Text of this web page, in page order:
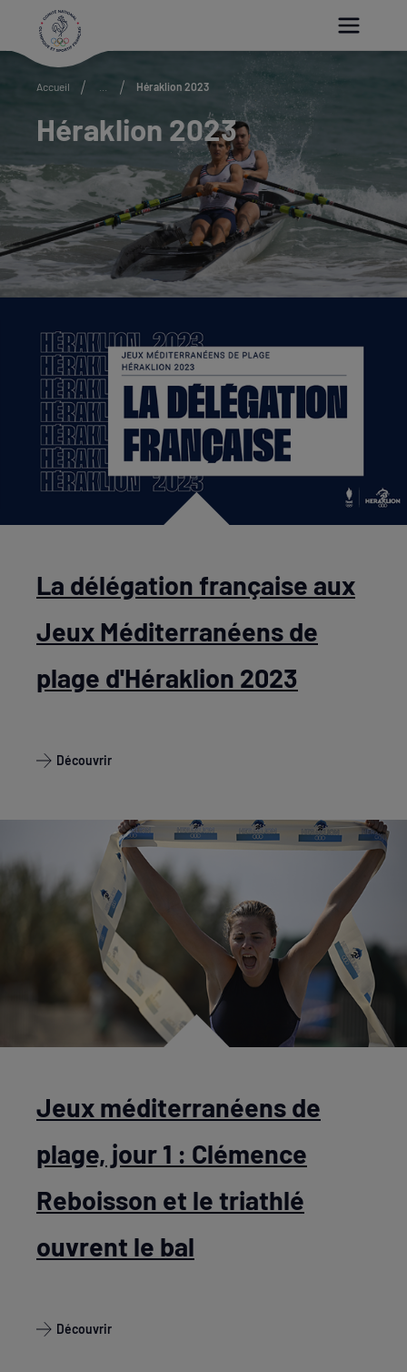
Accueil Héraklion 2023
Héraklion 2023
La délégation française aux
Jeux Méditerranéens de
plage d'Héraklion 2023
Découvrir
Jeux méditerranéens de
plage, jour 1 : Clémence
Reboisson et le triathlé
ouvrent le bal
Découvrir
Paramétrer les cookies